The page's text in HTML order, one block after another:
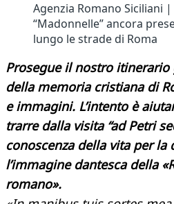
Agenzia Romano Siciliani
“Madonnelle” ancora
lungo le strade di Roma
Prosegue il nostro
della memoria cristiana di
e immagini. L’intento è
trarre dalla visita “ad Petri
conoscenza della vita per la
l’immagine dantesca della
romano».